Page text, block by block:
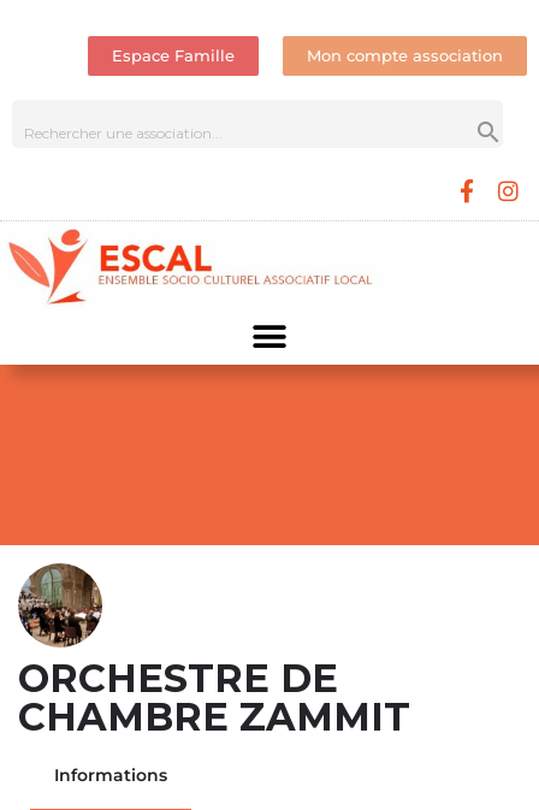
Espace Famille Mon compte association
ORCHESTRE DE
CHAMBRE ZAMMIT
Informations